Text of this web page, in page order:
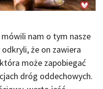
nam o tym nasze
że on zawiera
może zapobiegać
dróg oddechowych.